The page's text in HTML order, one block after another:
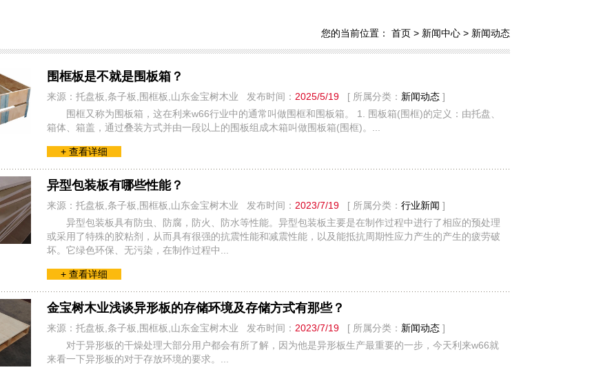
您的当前位置： 首页> 新闻中心> 新闻动态
围框板是不就是围板箱？
来源：托盘板,条子板,围框板,山东金宝树木业 发布时间： 2025/5/19[ 所属分类： 新闻动态]
围框又称为围板箱，这在利来w66行业中的通常叫做围框和围板箱。 1. 围板箱(围框)的定义：由托盘、
箱体、箱盖，通过叠装方式并由一段以上的围板组成木箱叫做围板箱(围框)。...
+ 查看详细
异型包装板有哪些性能？
来源：托盘板,条子板,围框板,山东金宝树木业 发布时间： 2023/7/19[ 所属分类： 行业新闻 ]
异型包装板具有防虫、防腐，防火、防水等性能。异型包装板主要是在制作过程中进行了相应的预处理
或采用了特殊的胶粘剂，从而具有很强的抗震性能和减震性能，以及能抵抗周期性应力产生的产生的疲劳破
坏。它绿色环保、无污染，在制作过程中...
+ 查看详细
金宝树木业浅谈异形板的存储环境及存储方式有那些？
来源：托盘板,条子板,围框板,山东金宝树木业 发布时间： 2023/7/19[ 所属分类： 新闻动态]
对于异形板的干燥处理大部分用户都会有所了解，因为他是异形板生产最重要的一步，今天利来w66就
来看一下异形板的对于存放环境的要求。...